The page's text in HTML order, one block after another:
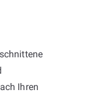
Ihren